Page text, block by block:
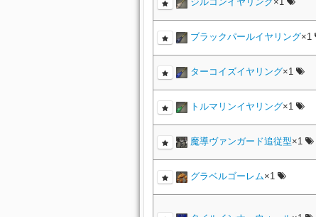
ブラックパールイヤリング×1
ターコイズイヤリング×1
トルマリンイヤリング×1
魔導ヴァンガード追従型×1
グラベルゴーレム×1